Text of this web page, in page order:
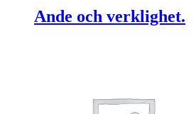
Ande och verklighet.